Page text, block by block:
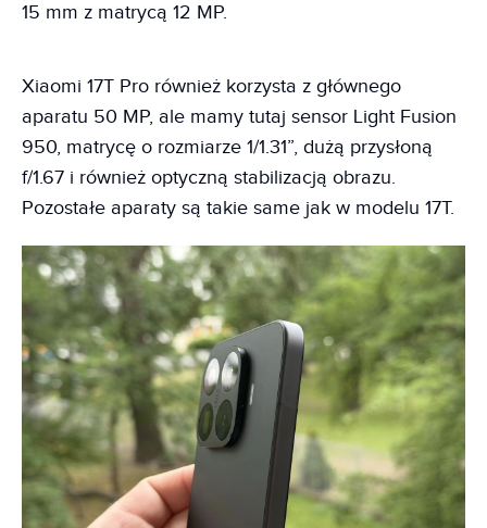
15 mm z matrycą 12 MP.
Xiaomi 17T Pro również korzysta z głównego
aparatu 50 MP, ale mamy tutaj sensor Light Fusion
950, matrycę o rozmiarze 1/1.31”, dużą przysłoną
f/1.67 i również optyczną stabilizacją obrazu.
Pozostałe aparaty są takie same jak w modelu 17T.